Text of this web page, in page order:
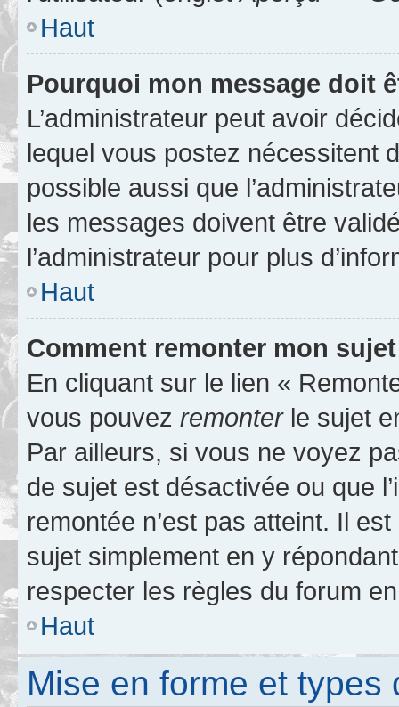
Haut
Pourquoi mon message doit
L’administrateur peut avoir
lequel vous postez nécessitent
possible aussi que
les messages doivent être
l’administrateur pour plus
Haut
Comment remonter mon
En cliquant sur le lien «
vous pouvez remonterle sujet
Par ailleurs, si vous ne voyez
de sujet est désactivée ou que
remontée n’est pas atteint. Il
sujet simplement en y
respecter les règles du forum
Haut
Mise en forme et types